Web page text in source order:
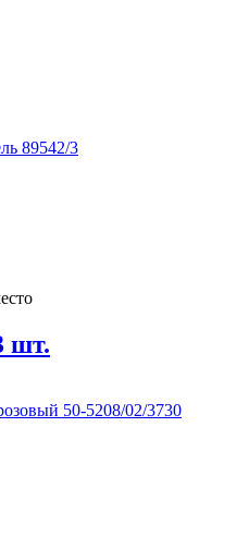
89542/3
шт.
50-5208/02/3730